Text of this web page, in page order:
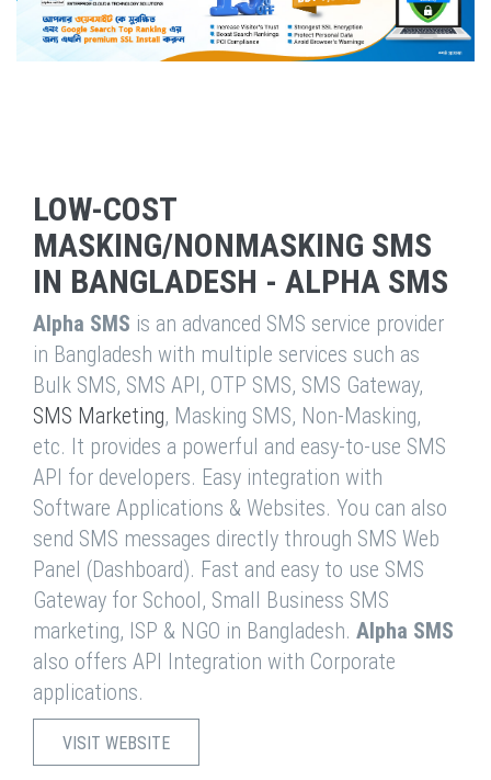
LOW-COST
MASKING/NONMASKING SMS
IN BANGLADESH - ALPHA SMS
Alpha SMS is an advanced SMS service provider
in Bangladesh with multiple services such as
Bulk SMS, SMS API, OTP SMS, SMS Gateway,
SMS Marketing, Masking SMS, Non-Masking,
etc. It provides a powerful and easy-to-use SMS
API for developers. Easy integration with
Software Applications & Websites. You can also
send SMS messages directly through SMS Web
Panel (Dashboard). Fast and easy to use SMS
Gateway for School, Small Business SMS
marketing, ISP & NGO in Bangladesh. Alpha SMS
also offers API Integration with Corporate
applications.
VISIT WEBSITE